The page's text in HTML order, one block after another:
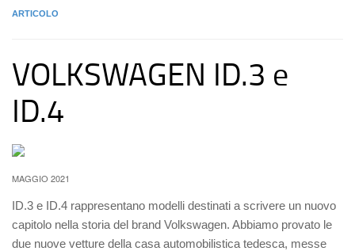
ARTICOLO
VOLKSWAGEN ID.3 e
ID.4
MAGGIO 2021
ID.3 e ID.4 rappresentano modelli destinati a scrivere un nuovo
capitolo nella storia del brand Volkswagen. Abbiamo provato le
due nuove vetture della casa automobilistica tedesca, messe